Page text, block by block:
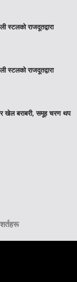
स्टलको राजदूतद्वारा
स्टलको राजदूतद्वारा
खेल बराबरी, समूह चरण थप